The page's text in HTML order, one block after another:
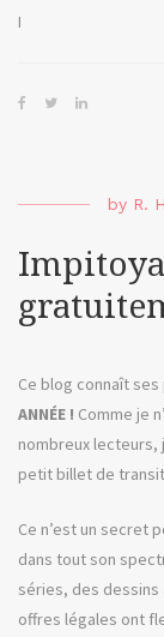
I
by R.
Ce blog connaît
ANNÉE ! Comme je
nombreux lecteurs,
petit billet de
Ce n’est un secret
dans tout son
séries, des
offres légales ont